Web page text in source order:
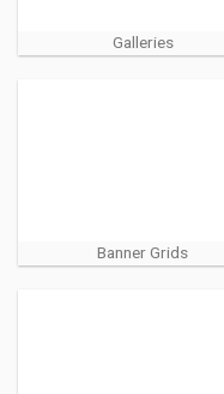
Galleries
Banner Grids